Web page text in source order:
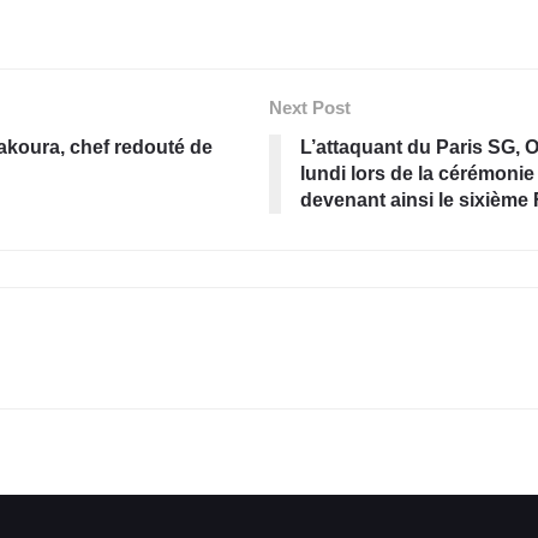
chef redouté de
Next Post
L’attaquant du Paris SG,
lundi lors de la
devenant ainsi le